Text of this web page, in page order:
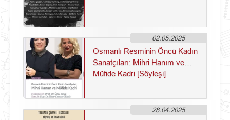
02.05.2025
Osmanlı Resminin Öncü Kadın
Sanatçıları: Mihri Hanım ve
Müfide Kadri [Söyleşi]
28.04.2025